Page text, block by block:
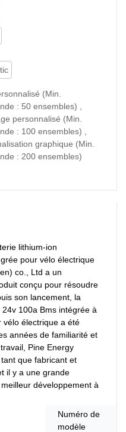
(Min.
: 50 ensembles) ,
personnalisé (Min.
: 100 ensembles) ,
graphique (Min.
: 200 ensembles)
lithium-ion
pour vélo électrique
co., Ltd a un
conçu pour résoudre
son lancement, la
100a Bms intégrée à
vélo électrique a été
années de familiarité et
Pine Energy
que fabricant et
il y a une grande
développement à
Numéro de
modèle